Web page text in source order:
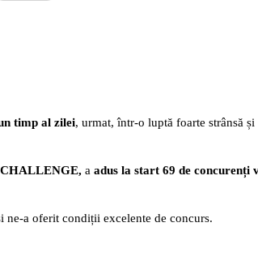
timp al zilei, urmat, într-o luptă foarte strânsă
a adus la start 69 de
ne-a oferit condiții excelente de concurs.